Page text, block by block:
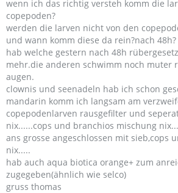
wenn ich das richtig versteh komm die
copepoden?
werden die larven nicht von den
und wann komm diese da rein?nach 48h?
hab welche gestern nach 48h
mehr.die anderen schwimm noch muter
augen.
clownis und seenadeln hab ich schon
mandarin komm ich langsam am
copepodenlarven rausgefilter und
nix......cops und branchios mischung
ans grosse angeschlossen mit sieb,cops
nix.....
hab auch aqua biotica orange+ zum
zugegeben(ähnlich wie selco)
gruss thomas